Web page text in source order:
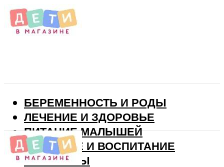
БЕРЕМЕННОСТЬ И РОДЫ
ЛЕЧЕНИЕ И ЗДОРОВЬЕ
ПИТАНИЕ МАЛЫШЕЙ
РАЗВИТИЕ И ВОСПИТАНИЕ
ВИТАМИНЫ